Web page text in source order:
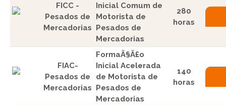
FICC -
Pesados de
Mercadorias
Inicial Comum de
Motorista de
Pesados de
Mercadorias
280
horas
FIAC-
Pesados de
Mercadorias
FormaÃ§Ã£o
Inicial Acelerada
de Motorista de
Pesados de
Mercadorias
140
horas